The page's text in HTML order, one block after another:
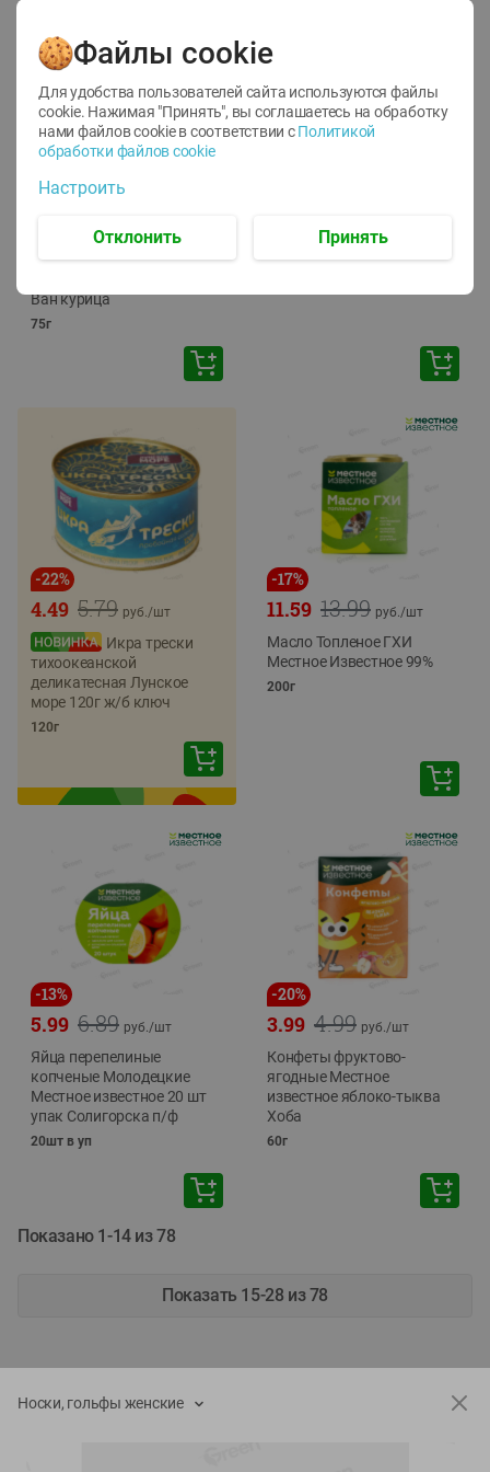
12
1.05 руб./
руб./шт
Корм влаж. для кош. с
Ван курица
75г
ТОФУ Vegetus ТВЕРДЫЙ
-22%
5.79
4.49 руб./шт
Икра трески
тихоокеанской
деликатесная Лунское
море 120г ж/б ключ
120г
-17%
13.99
11.59 руб./шт
Масло Топленое ГХИ
Местное Известное 99%
200г
-13%
6.89
5.99 руб./шт
Яйца перепелиные
копченые Молодецкие
Местное известное 20 шт
упак Солигорска п/ф
20шт в уп
-20%
4.99
3.99 руб./шт
Конфеты фруктово-
ягодные Местное
известное яблоко-тыква
Хоба
60г
Показано 1-14 из 78
Показать 15-28 из 78
Каталог товаровНоски, гольфы женские
Файлы cookie
Для удобства пользователей сайта используются файлы
cookie. Нажимая "Принять", вы соглашаетесь на обработку
нами файлов cookie в соответствии с Политикой
обработки файлов cookie
Настроить
Отклонить Принять